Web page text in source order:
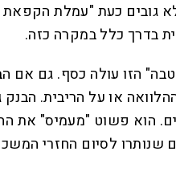
גובים כעת "עמלת
הזו עולה כסף. גם אם
או על הריבית.
ההלוואה בעוד 6 חודשים. הוא פשוט
לסיום החזרי